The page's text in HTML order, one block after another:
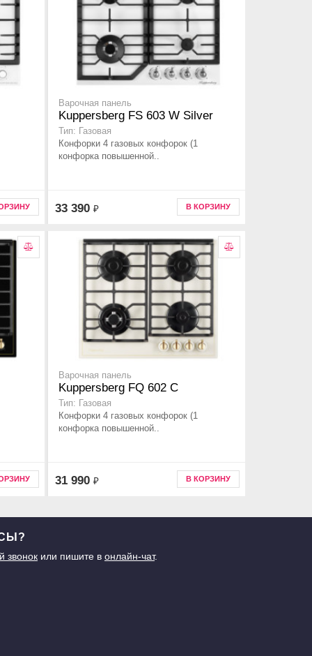
Варочная панель
Kuppersberg FS 603 W Silver
Тип: Газовая
Конфорки 4 газовых конфорок (1
конфорка повышенной..
33 390 ₽ В КОРЗИНУ
Варочная панель
Kuppersberg FQ 602 C
Тип: Газовая
Конфорки 4 газовых конфорок (1
конфорка повышенной..
31 990 ₽ В КОРЗИНУ
звонокили пишите в онлайн-чат.